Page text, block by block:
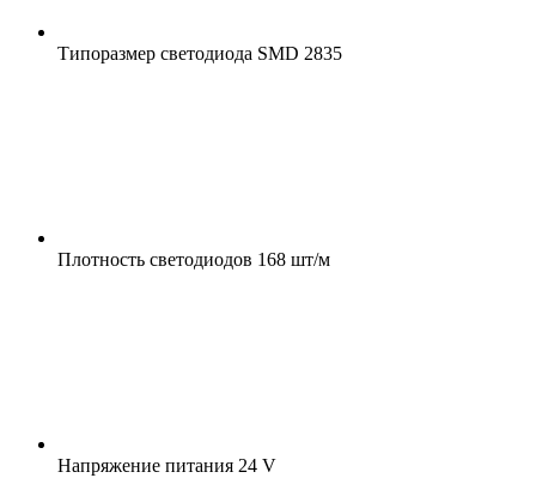
Типоразмер светодиода SMD 2835
Плотность светодиодов 168 шт/м
Напряжение питания 24 V